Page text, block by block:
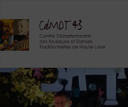
content